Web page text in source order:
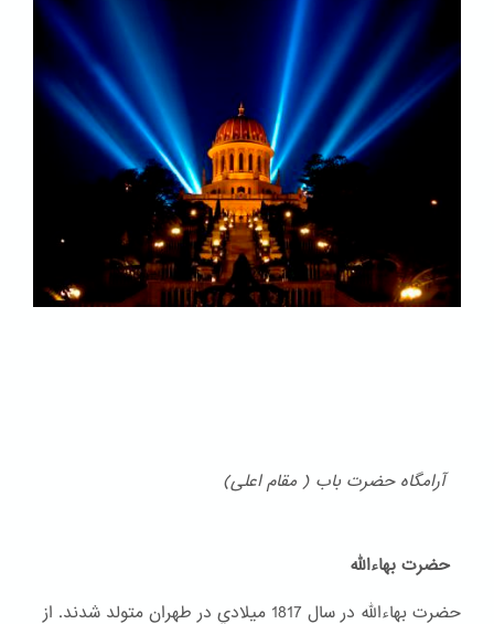
آرامگاه حضرت باب ( مقام اعلی)
حضرت بهاءالله
حضرت بهاءالله در سال 1817 ميلادي در طهران متولد شدند. از